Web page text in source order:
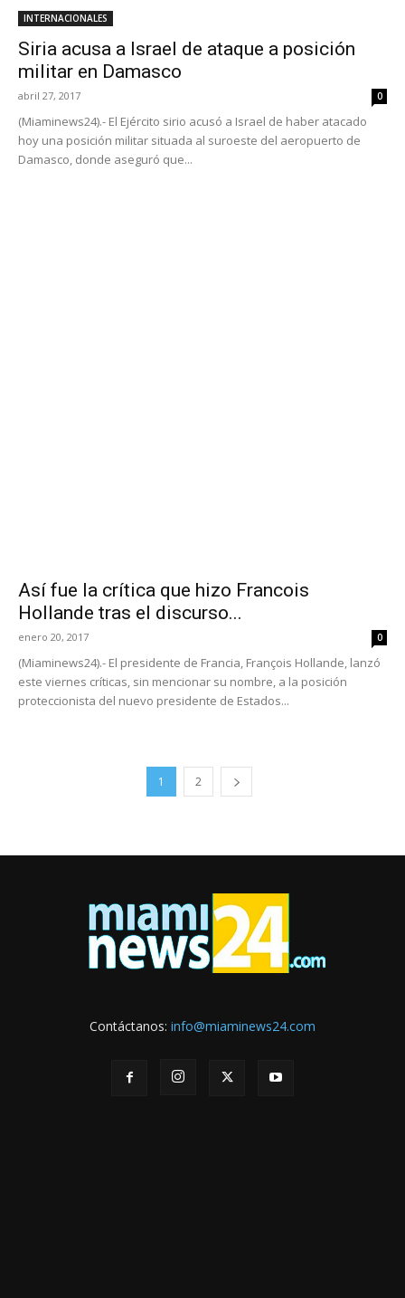
INTERNACIONALES
Siria acusa a Israel de ataque a posición
militar en Damasco
abril 27, 2017 0
(Miaminews24).- El Ejército sirio acusó a Israel de haber atacado
hoy una posición militar situada al suroeste del aeropuerto de
Damasco, donde aseguró que...
Así fue la crítica que hizo Francois
Hollande tras el discurso...
enero 20, 2017 0
(Miaminews24).- El presidente de Francia, François Hollande, lanzó
este viernes críticas, sin mencionar su nombre, a la posición
proteccionista del nuevo presidente de Estados...
1 2
Contáctanos: info@miaminews24.com